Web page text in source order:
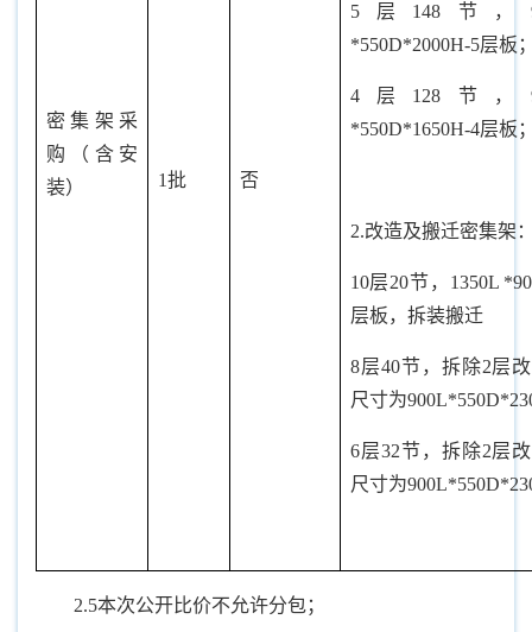
密集架采
购（含安
装）
1批 否
5层148节，
*550D*2000H-5层板
4层128节，
*550D*1650H-4层板
2.改造及搬迁密集架
10层20节，1350L
层板，拆装搬迁
8层40节，拆除2层
尺寸为
6层32节，拆除2层
尺寸为
2.5本次公开比价不允许分包；